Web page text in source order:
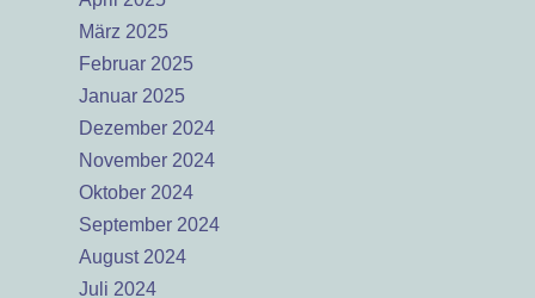
März 2025
Februar 2025
Januar 2025
Dezember 2024
November 2024
Oktober 2024
September 2024
August 2024
Juli 2024